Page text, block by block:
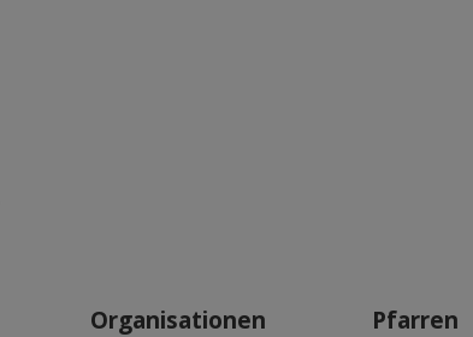
Organisationen Pfarren